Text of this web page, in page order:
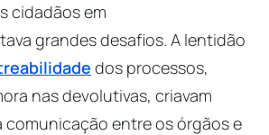
cidadãos em
grandes desafios. A lentidão
dos processos,
nas devolutivas, criavam
comunicação entre os órgãos e